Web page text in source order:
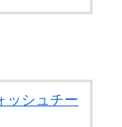
シュチー